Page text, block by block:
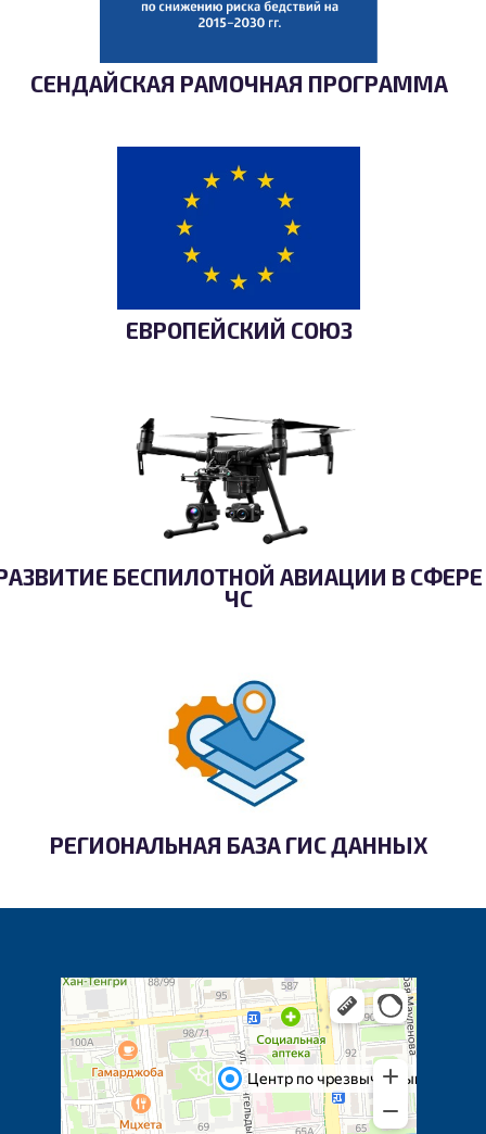
СЕНДАЙСКАЯ РАМОЧНАЯ ПРОГРАММА
ЕВРОПЕЙСКИЙ СОЮЗ
БЕСПИЛОТНОЙ АВИАЦИИ В СФЕРЕ
ЧС
РЕГИОНАЛЬНАЯ БАЗА ГИС ДАННЫХ